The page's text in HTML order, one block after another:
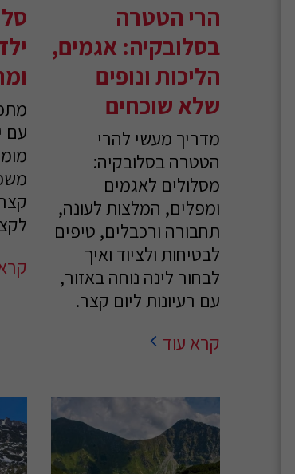
הרי הטטרה
בסלובקיה: אגמים,
הליכות ונופים
שלא שוכחים
מדריך מעשי להרי
הטטרה בסלובקיה:
מסלולים לאגמים
ומפלים, המלצות לעונה,
תחבורה ורכבלים, טיפים
לבטיחות ולציוד ואיך
לבחור לינה נוחה באזור,
עם רעיונות ליום קצר.
קרא עוד
עם